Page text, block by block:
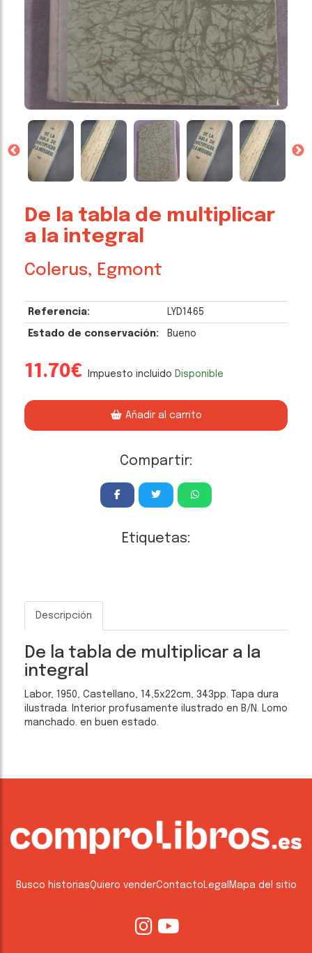
De la tabla de multiplicar
a la integral
Colerus, Egmont
Referencia: LYD1465
Estado de conservación: Bueno
11.70€ Impuesto incluido Disponible
Añadir al carrito
Compartir:
Etiquetas:
Descripción
De la tabla de multiplicar a la
integral
Labor, 1950, Castellano, 14,5x22cm, 343pp. Tapa dura
ilustrada. Interior profusamente ilustrado en B/N. Lomo
manchado. en buen estado.
Busco historiasQuiero venderContacto Legal Mapa del sitio